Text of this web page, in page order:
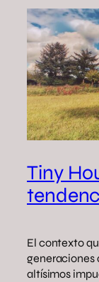
Tiny
El contexto
generaciones
altísimos